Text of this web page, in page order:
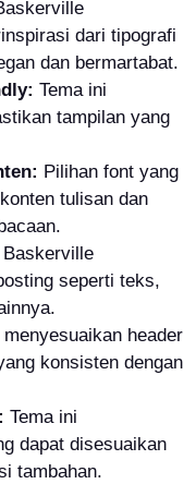
dari tipografi
dan bermartabat.
Tema ini
tampilan yang
Pilihan font yang
tulisan dan
Baskerville
seperti teks,
header
konsisten dengan
Tema ini
dapat disesuaikan
tambahan.